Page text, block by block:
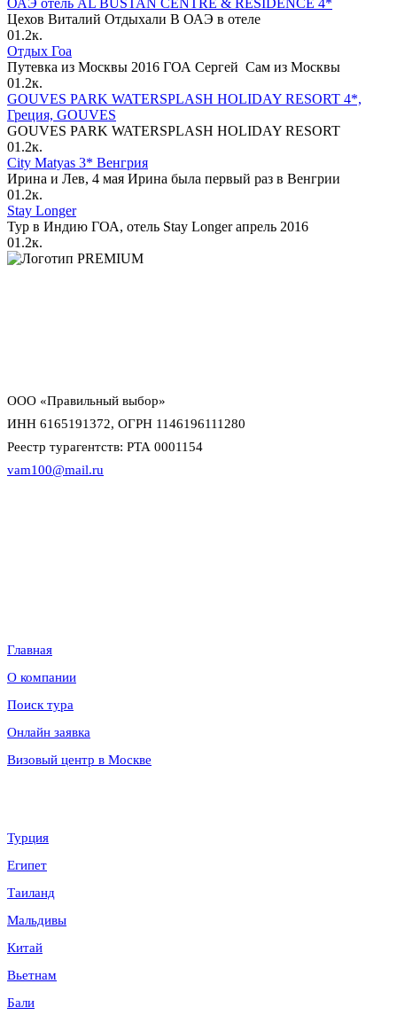
Цехов Виталий Отдыхали В ОАЭ в отеле
01.2к.
Отдых Гоа
Путевка из Москвы 2016 ГОА Сергей Сам из Москвы
01.2к.
GOUVES PARK WATERSPLASH HOLIDAY RESORT 4*,
Греция, GOUVES
GOUVES PARK WATERSPLASH HOLIDAY RESORT
01.2к.
City Matyas 3* Венгрия
Ирина и Лев, 4 мая Ирина была первый раз в Венгрии
01.2к.
Stay Longer
Тур в Индию ГОА, отель Stay Longer апрель 2016
01.2к.
ООО «Правильный выбор»
ИНН 6165191372, ОГРН 1146196111280
Реестр турагентств: РТА 0001154
vam100@mail.ru
Главная
О компании
Поиск тура
Онлайн заявка
Визовый центр в Москве
Турция
Египет
Таиланд
Мальдивы
Китай
Вьетнам
Бали